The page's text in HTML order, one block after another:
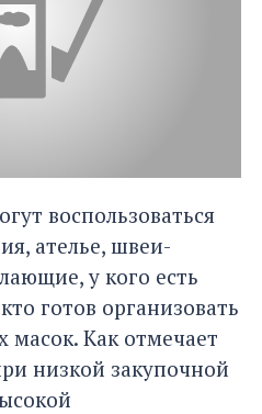
воспользоваться
ателье, швеи-
у кого есть
готов организовать
Как отмечает
низкой закупочной